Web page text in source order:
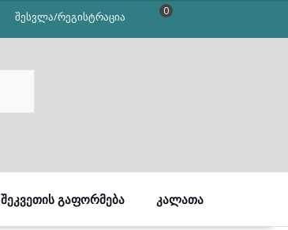
შესვლა/რეგისტრაცია 0
ᲨᲔᲙᲕᲔᲗᲘᲡ ᲒᲐᲤᲝᲠᲛᲔᲑᲐ ᲙᲐᲚᲐᲗᲐ